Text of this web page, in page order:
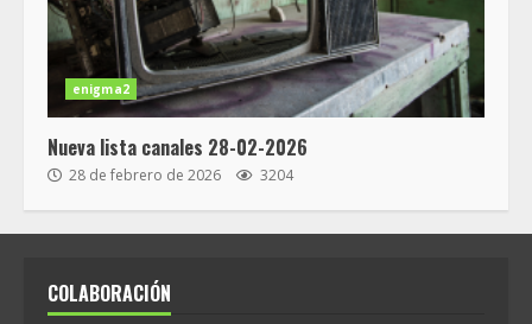
enigma2
Nueva lista canales 28-02-2026
28 de febrero de 2026 3204
COLABORACIÓN